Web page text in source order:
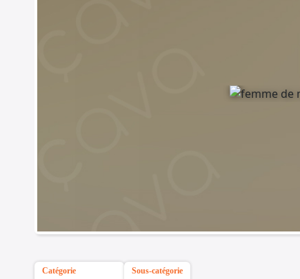
Catégorie Sous-catégorie